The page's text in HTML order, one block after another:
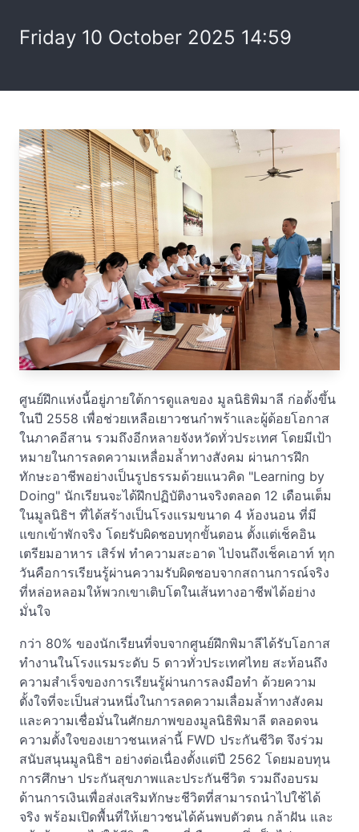
Friday 10 October 2025 14:59
ศูนย์ฝึกแห่งนี้อยู่ภายใต้การดูแลของ มูลนิธิพิมาลี ก่อตั้งขึ้น
ในปี 2558 เพื่อช่วยเหลือเยาวชนกำพร้าและผู้ด้อยโอกาส
ในภาคอีสาน รวมถึงอีกหลายจังหวัดทั่วประเทศ โดยมีเป้า
หมายในการลดความเหลื่อมล้ำทางสังคม ผ่านการฝึก
ทักษะอาชีพอย่างเป็นรูปธรรมด้วยแนวคิด "Learning by
Doing" นักเรียนจะได้ฝึกปฏิบัติงานจริงตลอด 12 เดือนเต็ม
ในมูลนิธิฯ ที่ได้สร้างเป็นโรงแรมขนาด 4 ห้องนอน ที่มี
แขกเข้าพักจริง โดยรับผิดชอบทุกขั้นตอน ตั้งแต่เช็คอิน
เตรียมอาหาร เสิร์ฟ ทำความสะอาด ไปจนถึงเช็คเอาท์ ทุก
วันคือการเรียนรู้ผ่านความรับผิดชอบจากสถานการณ์จริง
ที่หล่อหลอมให้พวกเขาเติบโตในเส้นทางอาชีพได้อย่าง
มั่นใจ
กว่า 80% ของนักเรียนที่จบจากศูนย์ฝึกพิมาลีได้รับโอกาส
ทำงานในโรงแรมระดับ 5 ดาวทั่วประเทศไทย สะท้อนถึง
ความสำเร็จของการเรียนรู้ผ่านการลงมือทำ ด้วยความ
ตั้งใจที่จะเป็นส่วนหนึ่งในการลดความเลื่อมล้ำทางสังคม
และความเชื่อมั่นในศักยภาพของมูลนิธิพิมาลี ตลอดจน
ความตั้งใจของเยาวชนเหล่านี้ FWD ประกันชีวิต จึงร่วม
สนับสนุนมูลนิธิฯ อย่างต่อเนื่องตั้งแต่ปี 2562 โดยมอบทุน
การศึกษา ประกันสุขภาพและประกันชีวิต รวมถึงอบรม
ด้านการเงินเพื่อส่งเสริมทักษะชีวิตที่สามารถนำไปใช้ได้
จริง พร้อมเปิดพื้นที่ให้เยาวชนได้ค้นพบตัวตน กล้าฝัน และ